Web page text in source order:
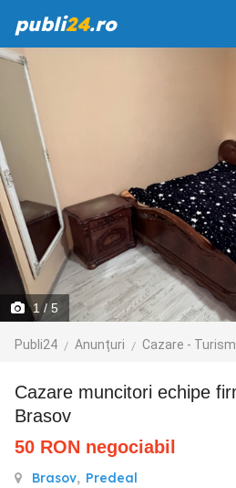
publi24.ro
1/ 5
Publi24 Anunțuri Cazare - Turism
cazare muncitori echipe firme Predeal jud
Brasov
50 RON negociabil
Brasov, Predeal